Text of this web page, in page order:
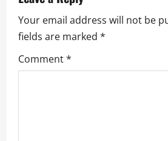
Your email address will not be
fields are marked *
Comment*